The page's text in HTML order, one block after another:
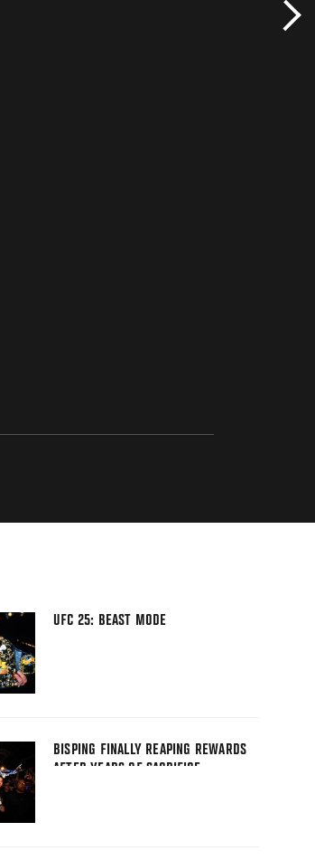
UFC 25: BEAST MODE
BISPING FINALLY REAPING REWARDS
AFTER YEARS OF SACRIFICE